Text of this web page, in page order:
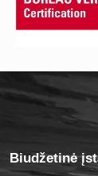
Biudžetinė